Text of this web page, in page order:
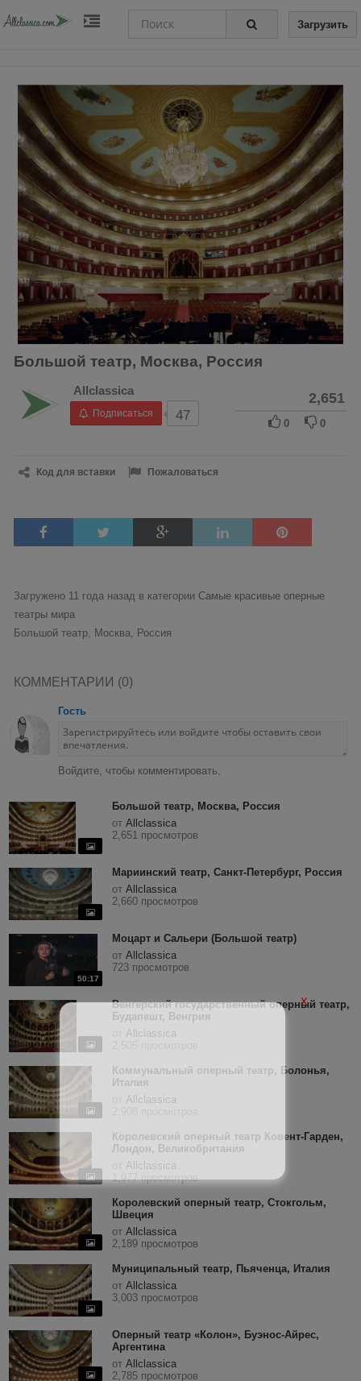
Загрузить
Большой театр, Москва, Россия
Allclassica
Подписаться 47
2,651
0 0
Код для вставки Пожаловаться
Загружено 11 года назад в категории Самые красивые оперные
театры мира
Большой театр, Москва, Россия
КОММЕНТАРИИ (0)
Гость
Войдите, чтобы комментировать.
Большой театр, Москва, Россия
от Allclassica
2,651 просмотров
Мариинский театр, Санкт-Петербург, Россия
от Allclassica
2,660 просмотров
50:17
Моцарт и Сальери (Большой театр)
от Allclassica
723 просмотров
Венгерский государственный оперный театр,
Будапешт, Венгрия
Allclassica
Коммунальный оперный театр, Болонья,
Италия
Allclassica
Королевский оперный театр Ковент-Гарден,
Лондон, Великобритания
Allclassica
1,977 просмотров
Королевский оперный театр, Стокгольм,
Швеция
от Allclassica
2,189 просмотров
Муниципальный театр, Пьяченца, Италия
от Allclassica
3,003 просмотров
Оперный театр «Колон», Буэнос-Айрес,
Аргентина
от Allclassica
2,785 просмотров
X